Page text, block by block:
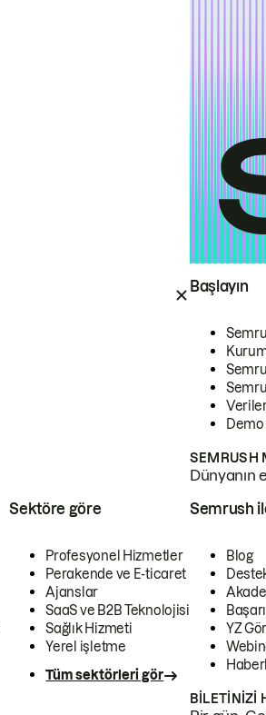
Başlayın
SEMRUSH
Dünyanın
Sektöre göre
Profesyonel Hizmetler
Perakende ve E-ticaret
Ajanslar
SaaS ve B2B Teknolojisi
Sağlık Hizmeti
Yerel işletme
Tüm sektörleri gör
Semrush
Blog
YZ
BILETINIZI